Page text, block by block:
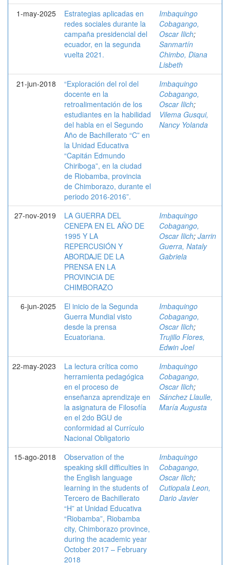
1-may-2025
Estrategias aplicadas en
redes sociales durante la
campaña presidencial del
ecuador, en la segunda
vuelta 2021.
Imbaquingo
Cobagango,
Oscar Ilich;
Sanmartín
Chimbo, Diana
Lisbeth
21-jun-2018
“Exploración del rol del
docente en la
retroalimentación de los
estudiantes en la habilidad
del habla en el Segundo
Año de Bachillerato “C” en
la Unidad Educativa
“Capitán Edmundo
Chiriboga”, en la ciudad
de Riobamba, provincia
de Chimborazo, durante el
periodo 2016-2016”.
Imbaquingo
Cobagango,
Oscar Ilich;
Vilema Gusqui,
Nancy Yolanda
27-nov-2019
LA GUERRA DEL
CENEPA EN EL AÑO DE
1995 Y LA
REPERCUSIÓN Y
ABORDAJE DE LA
PRENSA EN LA
PROVINCIA DE
CHIMBORAZO
Imbaquingo
Cobagango,
Oscar Ilich; Jarrin
Guerra, Nataly
Gabriela
6-jun-2025
El inicio de la Segunda
Guerra Mundial visto
desde la prensa
Ecuatoriana.
Imbaquingo
Cobagango,
Oscar Ilich;
Trujillo Flores,
Edwin Joel
22-may-2023
La lectura crítica como
herramienta pedagógica
en el proceso de
enseñanza aprendizaje en
la asignatura de Filosofía
en el 2do BGU de
conformidad al Currículo
Nacional Obligatorio
Imbaquingo
Cobagango,
Oscar Ilich;
Sánchez Llaulle,
María Augusta
15-ago-2018
Observation of the
speaking skill difficulties in
the English language
learning in the students of
Tercero de Bachillerato
“H” at Unidad Educativa
“Riobamba”, Riobamba
city, Chimborazo province,
during the academic year
October 2017 – February
2018
Imbaquingo
Cobagango,
Oscar Ilich;
Cutiopala Leon,
Dario Javier